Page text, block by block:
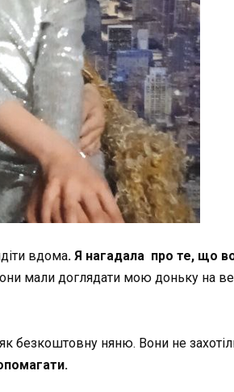
вдома. Я нагадала про те, що
мали доглядати мою доньку на
безкоштовну няню. Вони не